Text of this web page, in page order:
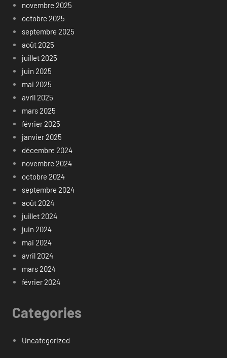
novembre 2025
octobre 2025
septembre 2025
août 2025
juillet 2025
juin 2025
mai 2025
avril 2025
mars 2025
février 2025
janvier 2025
décembre 2024
novembre 2024
octobre 2024
septembre 2024
août 2024
juillet 2024
juin 2024
mai 2024
avril 2024
mars 2024
février 2024
Categories
Uncategorized